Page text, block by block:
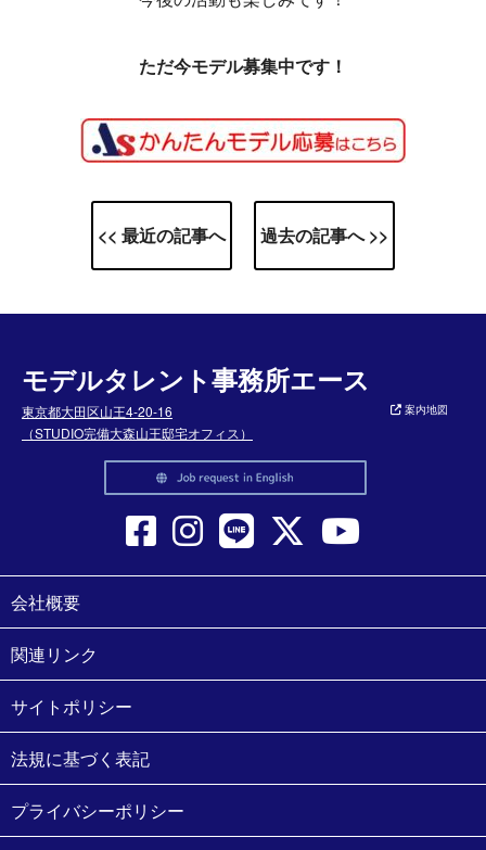
ただ今モデル募集中です！
<< 最近の記事へ 過去の記事へ >>
モデルタレント事務所エース
東京都大田区山王4-20-16
（STUDIO完備大森山王邸宅オフィス）
案内地図
会社概要
関連リンク
サイトポリシー
法規に基づく表記
プライバシーポリシー